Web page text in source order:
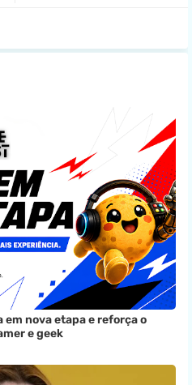
nova etapa e reforça o
e geek